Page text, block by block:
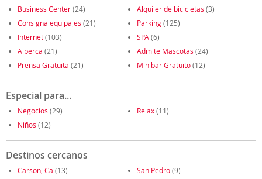
Business Center(24) Alquiler de bicicletas (3)
Consigna equipajes (21) Parking(125)
Internet(103) SPA (6)
Alberca (21) Admite Mascotas (24)
Prensa Gratuita (21) Minibar Gratuito(12)
Especial para...
Negocios (29) Relax(11)
Niños (12)
Destinos cercanos
Carson, Ca (13) San Pedro(9)